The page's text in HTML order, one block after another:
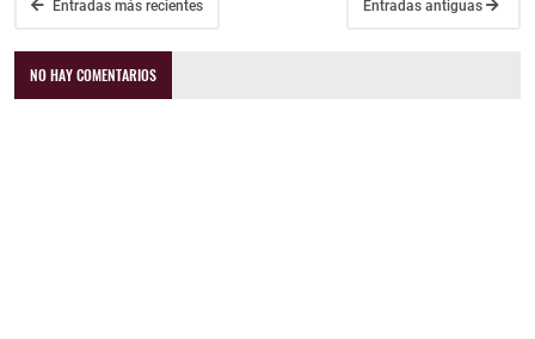
Entradas más recientes Entradas antiguas
NO HAY COMENTARIOS